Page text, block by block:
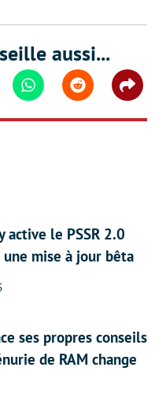
aussi...
WhatsappReddit
active le PSSR 2.0
mise à jour bêta
ses propres conseils
de RAM change